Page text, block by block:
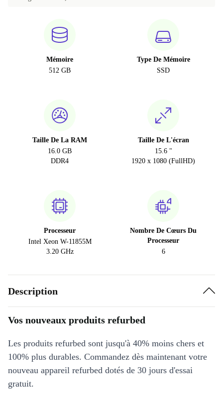
Mémoire
512 GB
Type De Mémoire
SSD
Taille De La RAM
16.0 GB
DDR4
Taille De L'écran
15.6 "
1920 x 1080 (FullHD)
Processeur
Intel Xeon W-11855M
3.20 GHz
Nombre De Cœurs Du
Processeur
6
Description
Vos nouveaux produits refurbed
Les produits refurbed sont jusqu'à 40% moins chers et
100% plus durables. Commandez dès maintenant votre
nouveau appareil refurbed dotés de 30 jours d'essai
gratuit.